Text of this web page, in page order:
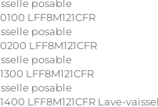
posable
LFF8M121CFR
posable
LFF8M121CFR
posable
LFF8M121CFR
posable
LFF8M121CFR Lave-